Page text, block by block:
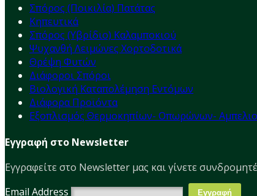
Σπόρος (Ποικιλία) Πατάτας
Κηπευτικά
Σπόρος (Υβρίδιο) Καλαμποκιού
Ψυχανθή Λειμώνες Χορτοδοτικά
Θρέψη Φυτών
Διάφοροι Σπόροι
Βιολογική Καταπολέμηση Εντόμων
Διάφορα Προϊόντα
Εξοπλισμός Θερμοκηπίων- Οπωρώνων-
Εγγραφή στο Newsletter
Εγγραφείτε στο Νewsletter μας και γίνετε
Email Address